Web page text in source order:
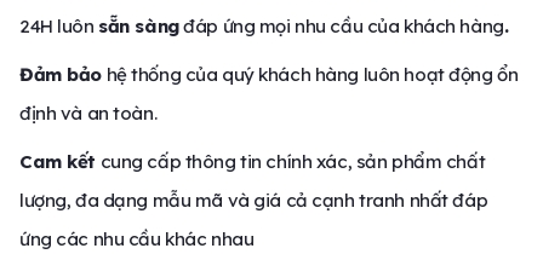
24H luôn sẵn sàngđáp ứng mọi nhu cầu của khách hàng.
Đảm bảo hệ thống của quý khách hàng luôn hoạt động ổn
định và an toàn.
Cam kết cung cấp thông tin chính xác, sản phẩm chất
lượng, đa dạng mẫu mã và giá cả cạnh tranh nhất đáp
ứng các nhu cầu khác nhau